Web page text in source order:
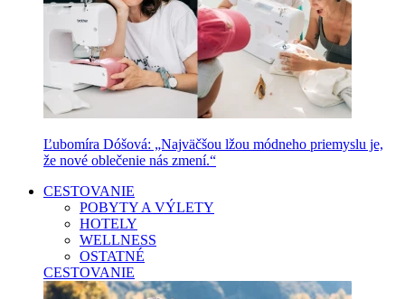
Ľubomíra Dóšová: „Najväčšou lžou módneho priemyslu je,
že nové oblečenie nás zmení.“
CESTOVANIE
POBYTY A VÝLETY
HOTELY
WELLNESS
OSTATNÉ
CESTOVANIE